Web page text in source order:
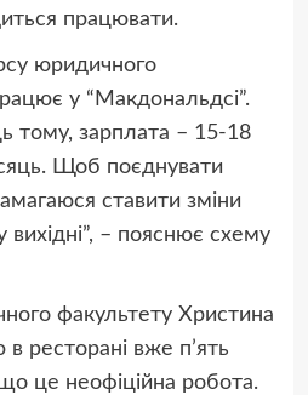
працювати.
юридичного
у “Макдональдсі”.
тому, зарплата – 15-18
Щоб поєднувати
ставити зміни
вихідні”, – пояснює схему
факультету Христина
ресторані вже п’ять
що це неофіційна робота.